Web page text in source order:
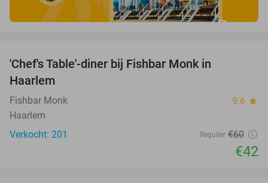
'Chef's Table'-diner bij Fishbar Monk in
Haarlem
Fishbar Monk 9.6 star
Haarlem
Verkocht: 201
Regulier €60
€42